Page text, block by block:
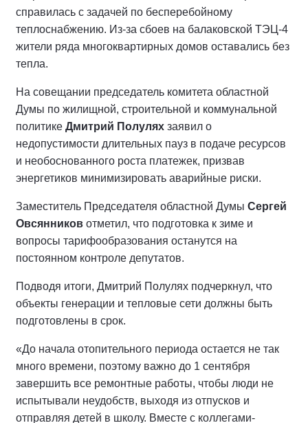
справилась с задачей по бесперебойному
теплоснабжению. Из-за сбоев на балаковской ТЭЦ-4
жители ряда многоквартирных домов оставались без
тепла.
На совещании председатель комитета областной
Думы по жилищной, строительной и коммунальной
политике Дмитрий Полулях заявил о
недопустимости длительных пауз в подаче ресурсов
и необоснованного роста платежек, призвав
энергетиков минимизировать аварийные риски.
Заместитель Председателя областной Думы Сергей
Овсянников отметил, что подготовка к зиме и
вопросы тарифообразования останутся на
постоянном контроле депутатов.
Подводя итоги, Дмитрий Полулях подчеркнул, что
объекты генерации и тепловые сети должны быть
подготовлены в срок.
«До начала отопительного периода остается не так
много времени, поэтому важно до 1 сентября
завершить все ремонтные работы, чтобы люди не
испытывали неудобств, выходя из отпусков и
отправляя детей в школу. Вместе с коллегами-